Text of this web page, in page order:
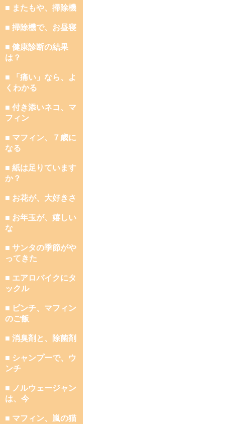
■ またもや、掃除機
■ 掃除機で、お昼寝
■ 健康診断の結果
は？
■ 「痛い」なら、よ
くわかる
■ 付き添いネコ、マ
フィン
■ マフィン、７歳に
なる
■ 紙は足りています
か？
■ お花が、大好きさ
■ お年玉が、嬉しい
な
■ サンタの季節がや
ってきた
■ エアロバイクにタ
ックル
■ ピンチ、マフィン
のご飯
■ 消臭剤と、除菌剤
■ シャンプーで、ウ
ンチ
■ ノルウェージャン
は、今
■ マフィン、嵐の猫